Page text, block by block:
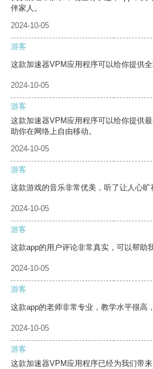
伴家人。
2024-10-05
游客
这款加速器VPM应用程序可以给你提供
2024-10-05
游客
这款加速器VPM应用程序可以给你提供
助你在网络上自由移动。
2024-10-05
游客
这款游戏的音乐非常优美，听了让人心旷
2024-10-05
游客
这款app的用户评论非常真实，可以帮助
2024-10-05
游客
这款app的老师非常专业，教学水平很高
2024-10-05
游客
这款加速器VPM应用程序已经为我们带